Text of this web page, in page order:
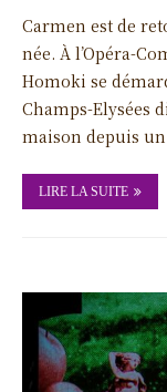
Carmen est de
née. À l’Opéra-
Homoki se
Champs-Elysées
maison depuis
LIRE LA SUITE